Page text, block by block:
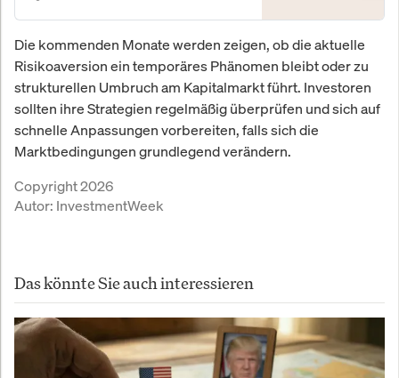
Die kommenden Monate werden zeigen, ob die aktuelle
Risikoaversion ein temporäres Phänomen bleibt oder zu
strukturellen Umbruch am Kapitalmarkt führt. Investoren
sollten ihre Strategien regelmäßig überprüfen und sich auf
schnelle Anpassungen vorbereiten, falls sich die
Marktbedingungen grundlegend verändern.
Copyright 2026
Autor: InvestmentWeek
Das könnte Sie auch interessieren